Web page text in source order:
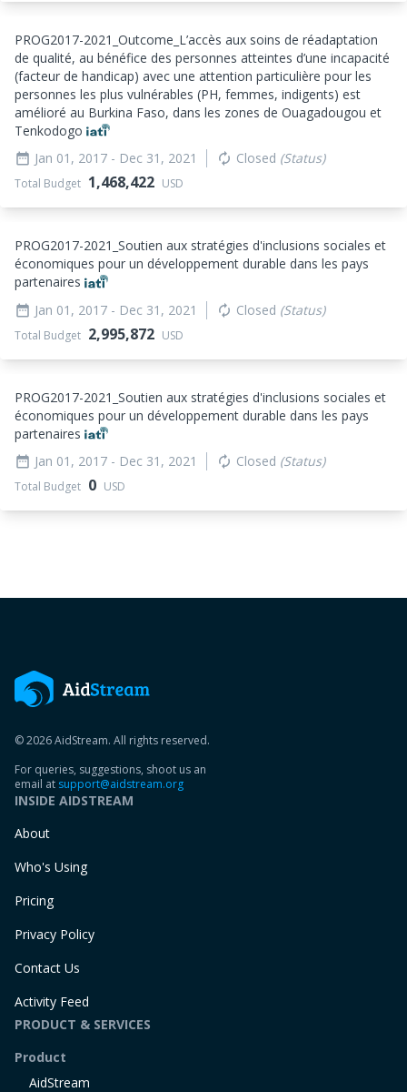
PROG2017-2021_ Outcome_ L’accès aux soins de réadaptation
de qualité, au bénéfice des personnes atteintes d’une incapacité
(facteur de handicap) avec une attention particulière pour les
personnes les plus vulnérables (PH, femmes, indigents) est
amélioré au Burkina Faso, dans les zones de Ouagadougou et
Tenkodogo
date_range Jan 01, 2017 - Dec 31, 2021 autorenew Closed (Status)
Total Budget 1,468,422 USD
PROG2017-2021_ Soutien aux stratégies d'inclusions sociales et
économiques pour un développement durable dans les pays
partenaires
date_range Jan 01, 2017 - Dec 31, 2021 autorenew Closed (Status)
Total Budget 2,995,872 USD
PROG2017-2021_ Soutien aux stratégies d'inclusions sociales et
économiques pour un développement durable dans les pays
partenaires
date_range Jan 01, 2017 - Dec 31, 2021 autorenew Closed (Status)
Total Budget 0 USD
© 2026 AidStream. All rights reserved.
For queries, suggestions, shoot us an
email at support@aidstream.org
INSIDE AIDSTREAM
About
Who's Using
Pricing
Privacy Policy
Contact Us
Activity Feed
PRODUCT & SERVICES
Product
AidStream